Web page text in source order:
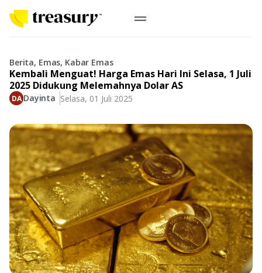
Emas Fisik
Logam Mulia
Antam, UBS
Koin Emas
Koin Nusantara, Lunar & Custom
Perhiasan
From Story
Buyback
Jual emas kamu ke Treasury
Event
Perusahaan
Gold for Good
Berkontribusi pada hal yang benar-benar berarti
#BuatMasaDepan
Green Gold
Indonesia
Indonesia
Berita, Emas, Kabar Emas
Kembali Menguat! Harga Emas Hari Ini Selasa, 1 Juli
2025 Didukung Melemahnya Dolar AS
Dayinta Selasa, 01 Juli 2025